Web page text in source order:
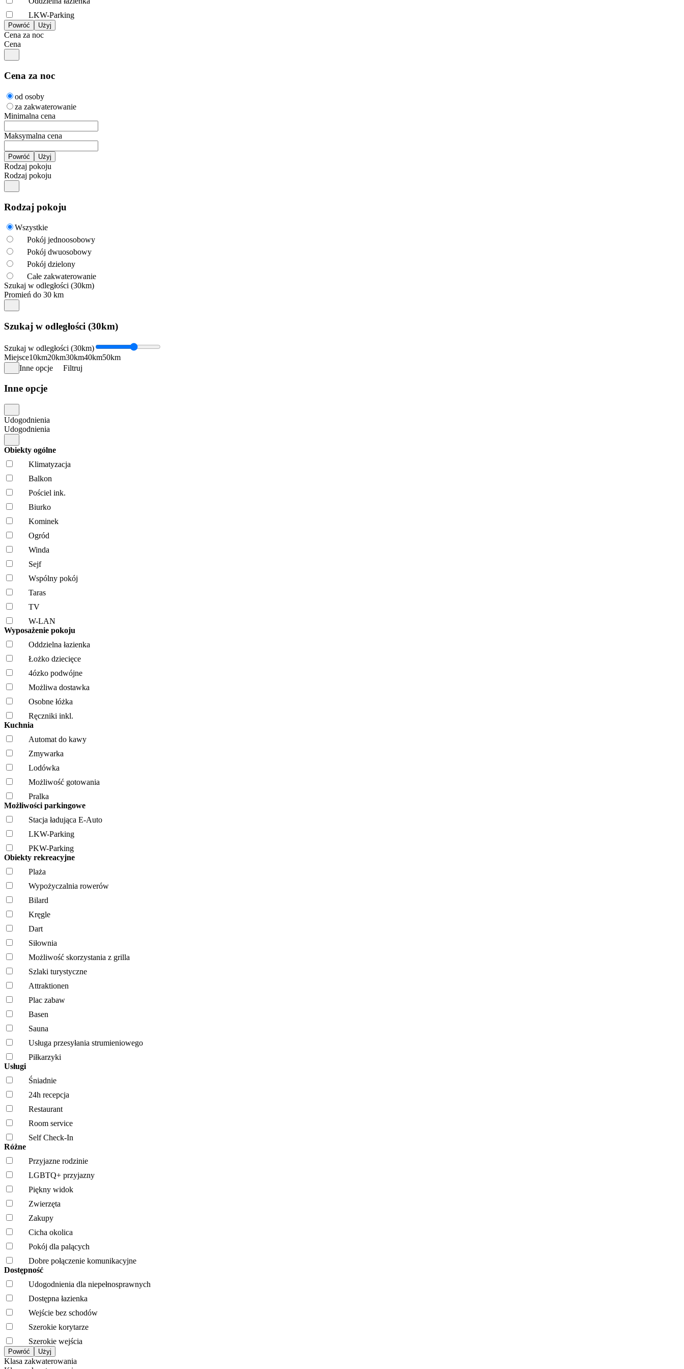
LKW-Parking
Cena za noc
Cena
Cena za noc
od osoby
za zakwaterowanie
Minimalna cena
Maksymalna cena
Rodzaj pokoju
Rodzaj pokoju
Rodzaj pokoju
Wszystkie
Pokój jednoosobowy
Pokój dwuosobowy
Pokój dzielony
Całe zakwaterowanie
Szukaj w odległości (30km)
Promień do 30 km
Szukaj w odległości (30km)
Szukaj w odległości (30km)
Miejsce10km20km30km40km50km
Inne opcje
Filtruj
Inne opcje
Udogodnienia
Udogodnienia
Obiekty ogólne
Klimatyzacja
Balkon
Pościel ink.
Biurko
Kominek
Ogród
Winda
Sejf
Wspólny pokój
Taras
TV
W-LAN
Wyposażenie pokoju
Oddzielna łazienka
Łożko dziecięce
4ózko podwójne
Możliwa dostawka
Osobne łóżka
Ręczniki inkl.
Kuchnia
Automat do kawy
Zmywarka
Lodówka
Możliwość gotowania
Pralka
Możliwości parkingowe
Stacja ładująca E-Auto
LKW-Parking
PKW-Parking
Obiekty rekreacyjne
Plaża
Wypożyczalnia rowerów
Bilard
Kręgle
Dart
Siłownia
Możliwość skorzystania z grilla
Szlaki turystyczne
Attraktionen
Plac zabaw
Basen
Sauna
Usługa przesyłania strumieniowego
Piłkarzyki
Usługi
Śniadnie
24h recepcja
Restaurant
Room service
Self Check-In
Różne
Przyjazne rodzinie
LGBTQ+ przyjazny
Piękny widok
Zwierzęta
Zakupy
Cicha okolica
Pokój dla palących
Dobre połączenie komunikacyjne
Dostępność
Udogodnienia dla niepełnosprawnych
Dostępna łazienka
Wejście bez schodów
Szerokie korytarze
Szerokie wejścia
Klasa zakwaterowania